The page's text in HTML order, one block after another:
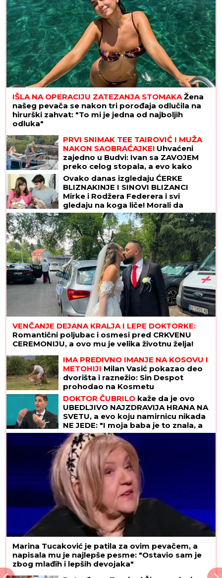
IŠLA NA OPERACIJU ZATEZANJA STOMAKA Žena
našeg pevača se nakon tri porođaja odlučila na
hirurški zahvat: "To mi je jedna od najboljih
odluka"
PRVI SNIMAK TEE TAIROVIĆ I MUŽA
NAKON SAOBRAĆAJKE! Uhvaćeni
zajedno u Budvi: Ivan sa ZAVOJEM
preko celog stopala, a evo kako
pevačica izgleda nakon udesa u
Crnoj Gori
Ovako danas izgledaju ĆERKE
BLIZNAKINJE I SINOVI BLIZANCI
Mirke i Rodžera Federera i svi
gledaju na koga liče! Morali da
zarađuju DŽEPERAC iako im je otac
milijarder: "Neka znaju da novac ne
pada sa neba"
VENČANJE DEJANA KRALJA I LEPE DOKTORKE:
Romantični poljubac i osmesi pred CRKVENU
CEREMONIJU, a ovo mu je velika životnu želja!
IMA PREDIVNO IMANJE NA KOSOVU I
METOHIJI Milan Vasić pokazao deo
dvorišta i raznežio: Sin Despot
prohodao na Kosmetu
DOKTOR ČUBRILO kaže da je ovo
UBEDLJIVO NAJZDRAVIJA HRANA NA
SVETU, a evo koju namirnicu nikada
NE JEDE: "I moja baba je to znala, a
možda vam zvuči suludo"
Marina Tucaković je patila za ovim pevačem, a
napisala mu je najlepše pesme: "Ostavio sam je
zbog mlađih i lepših devojaka"